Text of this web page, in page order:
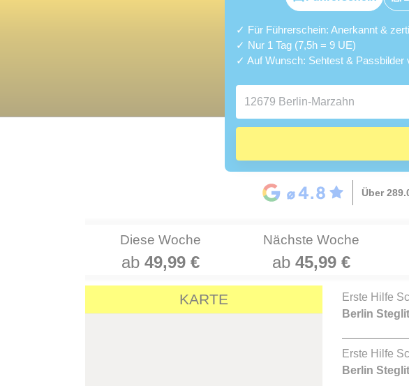
✓ Für Führerschein: Anerkannt &
✓ Nur 1 Tag (7,5h = 9 UE)
✓ Auf Wunsch: Sehtest & Passbilder
Über
Diese Woche
ab 49,99 €
Nächste Woche
ab 45,99 €
KARTE
Erste Hilfe
Berlin
Erste Hilfe
Berlin